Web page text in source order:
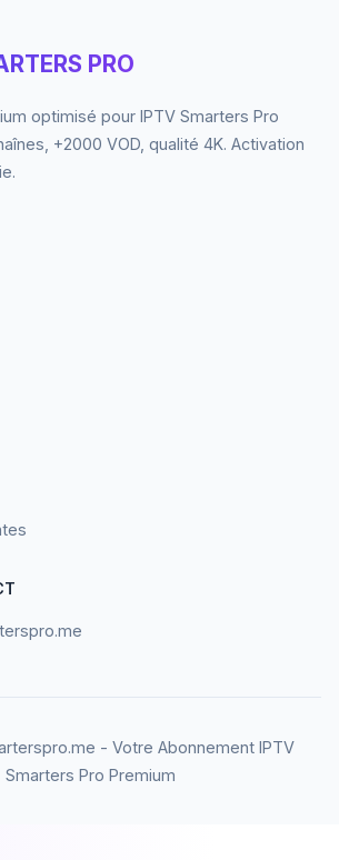
PRO
optimisé pour IPTV Smarters Pro
+2000 VOD, qualité 4K. Activation
- Votre Abonnement IPTV
Smarters Pro Premium